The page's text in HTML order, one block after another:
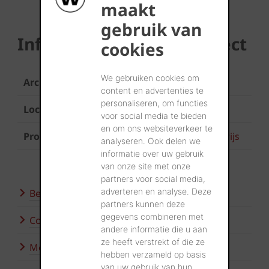
maakt
gebruik van
cookies
We gebruiken cookies om
content en advertenties te
personaliseren, om functies
voor social media te bieden
en om ons websiteverkeer te
analyseren. Ook delen we
informatie over uw gebruik
van onze site met onze
partners voor social media,
adverteren en analyse. Deze
partners kunnen deze
gegevens combineren met
andere informatie die u aan
ze heeft verstrekt of die ze
hebben verzameld op basis
van uw gebruik van hun
Informatie over het project
Architect a[RT], Jabbeke
Locatie Varsenare
Product Koramic Tegelpan Elfino Agaatgrijs
Bezoek onze showroom
Contacteer ons
Meer inspiratie